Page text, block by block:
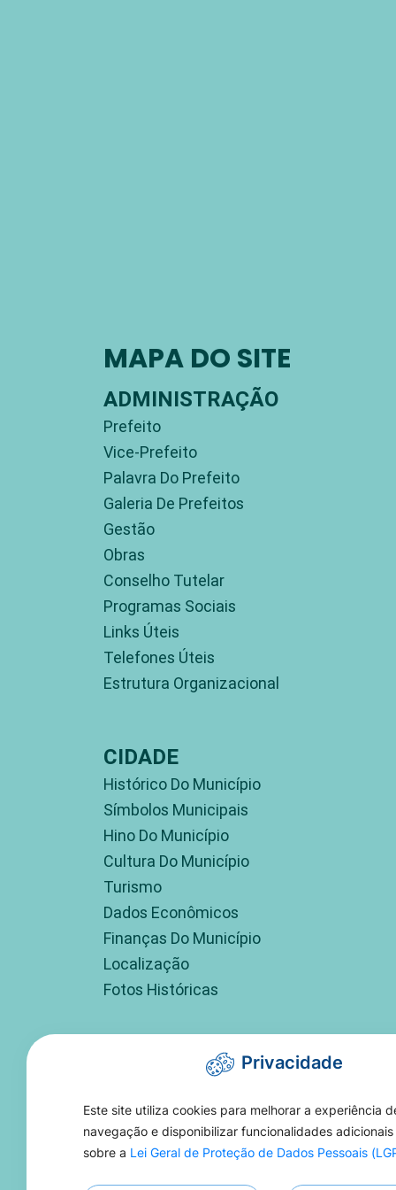
MAPA DO SITE
ADMINISTRAÇÃO
Prefeito
Vice-Prefeito
Palavra Do Prefeito
Galeria De Prefeitos
Gestão
Obras
Conselho Tutelar
Programas Sociais
Links Úteis
Telefones Úteis
Estrutura Organizacional
CIDADE
Histórico Do Município
Símbolos Municipais
Hino Do Município
Cultura Do Município
Turismo
Dados Econômicos
Finanças Do Município
Localização
Fotos Históricas
Privacidade
Este site utiliza cookies para melhorar a experiência
navegação e disponibilizar funcionalidades adicionais
sobre a Lei Geral de Proteção de Dados Pessoais